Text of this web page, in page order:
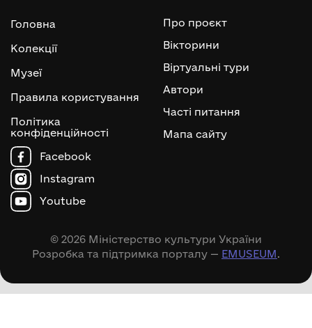
Головна
Колекції
Музеї
Правила користування
Політика
конфіденційності
Про проєкт
Вікторини
Віртуальні тури
Автори
Часті питання
Мапа сайту
Facebook
Instagram
Youtube
© 2026 Міністерство культури України
Розробка та підтримка порталу — EMUSEUM.